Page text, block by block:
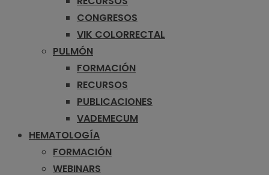
CONGRESOS
VIK COLORRECTAL
PULMÓN
FORMACIÓN
RECURSOS
PUBLICACIONES
VADEMECUM
HEMATOLOGÍA
FORMACIÓN
WEBINARS